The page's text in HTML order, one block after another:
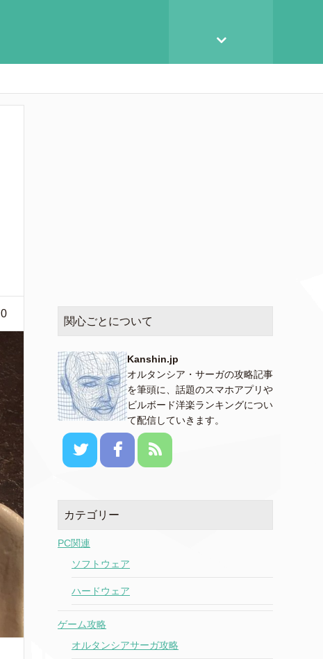
0
関心ごとについて
Kanshin.jp
オルタンシア・サーガの攻略記事
を筆頭に、話題のスマホアプリや
ビルボード洋楽ランキングについ
て配信していきます。
カテゴリー
PC関連
ソフトウェア
ハードウェア
ゲーム攻略
オルタンシアサーガ攻略